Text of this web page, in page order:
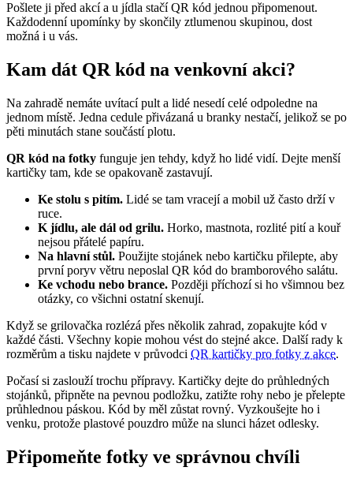
Pošlete ji před akcí a u jídla stačí QR kód jednou připomenout.
Každodenní upomínky by skončily ztlumenou skupinou, dost
možná i u vás.
Kam dát QR kód na venkovní akci?
Na zahradě nemáte uvítací pult a lidé nesedí celé odpoledne na
jednom místě. Jedna cedule přivázaná u branky nestačí, jelikož se po
pěti minutách stane součástí plotu.
QR kód na fotky funguje jen tehdy, když ho lidé vidí. Dejte menší
kartičky tam, kde se opakovaně zastavují.
Ke stolu s pitím. Lidé se tam vracejí a mobil už často drží v
ruce.
K jídlu, ale dál od grilu. Horko, mastnota, rozlité pití a kouř
nejsou přátelé papíru.
Na hlavní stůl. Použijte stojánek nebo kartičku přilepte, aby
první poryv větru neposlal QR kód do bramborového salátu.
Ke vchodu nebo brance. Později příchozí si ho všimnou bez
otázky, co všichni ostatní skenují.
Když se grilovačka rozlézá přes několik zahrad, zopakujte kód v
každé části. Všechny kopie mohou vést do stejné akce. Další rady k
rozměrům a tisku najdete v průvodci QR kartičky pro fotky z akce.
Počasí si zaslouží trochu přípravy. Kartičky dejte do průhledných
stojánků, připněte na pevnou podložku, zatižte rohy nebo je přelepte
průhlednou páskou. Kód by měl zůstat rovný. Vyzkoušejte ho i
venku, protože plastové pouzdro může na slunci házet odlesky.
Připomeňte fotky ve správnou chvíli